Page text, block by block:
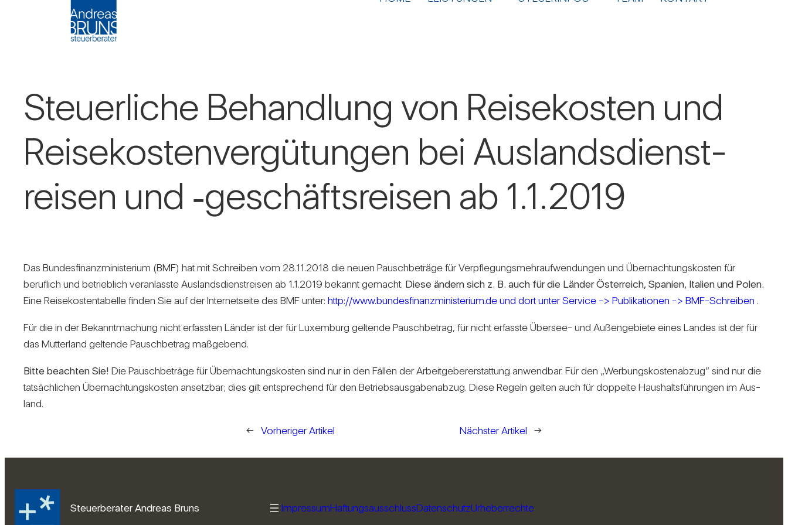
Steu­er­liche Behand­lung von Rei­se­kosten und
Rei­se­kos­ten­ver­gü­tungen bei Aus­lands­dienst­
reisen und ‑geschäfts­reisen ab 1.1.2019
Das Bun­des­fi­nanz­mi­nis­te­rium (BMF) hat mit Schreiben vom 28.11.2018 die neuen Pausch­be­träge für Ver­pfle­gungs­mehr­auf­wen­dungen und Über­nach­tungs­kosten für
beruf­lich und betrieb­lich ver­an­lasste Aus­lands­dienst­reisen ab 1.1.2019 bekannt gemacht. Diese ändern sich z. B. auch für die Länder Öster­reich, Spa­nien, Ita­lien und Polen.
Eine Rei­se­kos­ten­ta­belle finden Sie auf der Inter­net­seite des BMF unter: http://www.bundesfinanzministerium.de und dort unter Ser­vice -> Publi­ka­tionen -> BMF-Schreiben .
Für die in der Bekannt­ma­chung nicht erfassten Länder ist der für Luxem­burg gel­tende Pausch­be­trag, für nicht erfasste Übersee- und Außen­ge­biete eines Landes ist der für
das Mut­ter­land gel­tende Pausch­be­trag maß­ge­bend.
Bitte beachten Sie! Die Pausch­be­träge für Über­nach­tungs­kosten sind nur in den Fällen der Arbeit­ge­be­r­er­stat­tung anwendbar. Für den „Wer­bungs­kos­ten­abzug” sind nur die
tat­säch­li­chen Über­nach­tungs­kosten ansetzbar; dies gilt ent­spre­chend für den Betriebs­aus­ga­ben­abzug. Diese Regeln gelten auch für dop­pelte Haus­halts­füh­rungen im Aus­
land.
← Vorheriger Artikel Nächster Artikel →
Steuerberater Andreas Bruns ImpressumHaftungsausschlussDatenschutzUrheberrechte